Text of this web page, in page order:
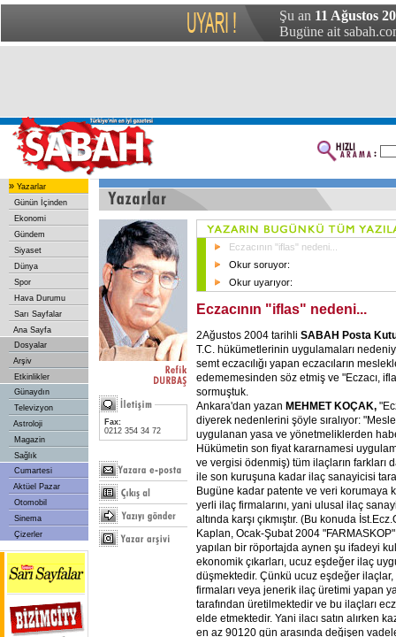
Şu an 11 Ağustos
Bugüne ait
» Yazarlar
Günün İçinden
Ekonomi
Gündem
Siyaset
Dünya
Spor
Hava Durumu
Sarı Sayfalar
Ana Sayfa
Dosyalar
Arşiv
Etkinlikler
Günaydın
Televizyon
Astroloji
Magazin
Sağlık
Cumartesi
Aktüel Pazar
Otomobil
Sinema
Çizerler
Fax:
0212 354 34 72
Eczacının "iflas" nedeni...
Okur soruyor:
Okur uyarıyor:
Eczacının "iflas" nedeni...
2Ağustos 2004 tarihli SABAH Posta
T.C. hükümetlerinin uygulamaları
semt eczacılığı yapan eczacıların
edememesinden söz etmiş ve "Eczacı,
sormuştuk.
Ankara'dan yazan MEHMET KOÇAK,
diyerek nedenlerini şöyle sıralıyor:
uygulanan yasa ve yönetmeliklerden
Hükümetin son fiyat kararnamesi
ve vergisi ödenmiş) tüm ilaçların farkları
ile son kuruşuna kadar ilaç sanayicisi
Bugüne kadar patente ve veri korumaya
yerli ilaç firmalarını, yani ulusal ilaç
altında karşı çıkmıştır. (Bu konuda
Kaplan, Ocak-Şubat 2004
yapılan bir röportajda aynen şu ifadeyi
ekonomik çıkarları, ucuz eşdeğer ilaç
düşmektedir. Çünkü ucuz eşdeğer
firmaları veya jenerik ilaç üretimi yapan
tarafından üretilmektedir ve bu ilaçları
elde etmektedir. Yani ilacı satın alırken
en az 90120 gün arasında değişen